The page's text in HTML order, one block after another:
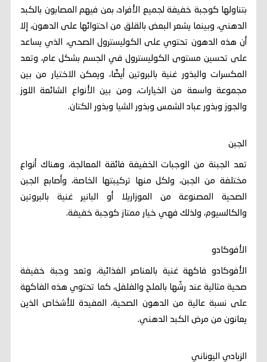
بتناولها كوجبة خفيفة لجميع الأفراد، بمن فيهم المصابون بالكبد
الدهني، وبينما يشعر البعض بالقلق من احتوائها على الدهون، إلا
أن هذه الدهون تحتوي على الكوليسترول الصحي، الذي يساعد
على تحسين مستوى الكوليسترول في الجسم بشكل عام، وتعد
المكسرات والبذور غنية بالبروتين أيضًا، ويمكن الاختيار من بين
مجموعة واسعة من الخيارات، ومن بين الأنواع الشائعة اللوز
والجوز وبذور عباد الشمس وبذور الشيا وبذور الكتان.
الجبن
تعد الجبنة من الوجبات الخفيفة فائقة المعالجة، وهناك أنواع
مختلفة من الجبن، ولكل منها تركيبتها الخاصة، وأصابع الجبن
الصحية المصنوعة من الموزاريلا أو البانير غنية بالبروتين
والكالسيوم، ولذلك فهي خيار ممتاز كوجبة خفيفة.
الأفوكادو
الأفوكادو فاكهة غنية بالعناصر الغذائية، وتعد وجبة خفيفة
صحية مثالية عند رشّها بالملح والفلفل، كما تحتوي هذه الفاكهة
على نسبة عالية من الدهون الصحية، المفيدة للأشخاص الذين
يعانون من مرض الكبد الدهني.
الزبادي اليوناني